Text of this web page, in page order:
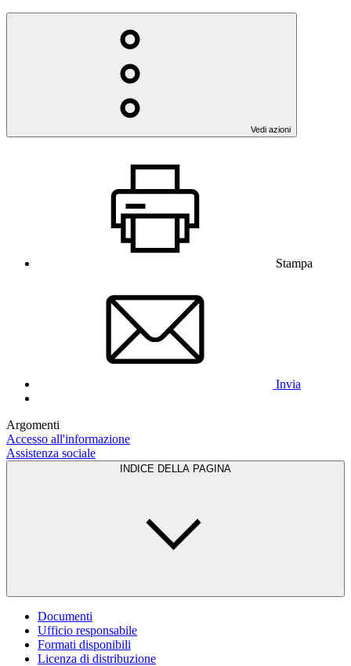
Vedi azioni
Stampa
Invia
Argomenti
Accesso all'informazione
Assistenza sociale
INDICE DELLA PAGINA
Documenti
Ufficio responsabile
Formati disponibili
Licenza di distribuzione